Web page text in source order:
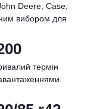
Deere, Case,
вибором для
термін